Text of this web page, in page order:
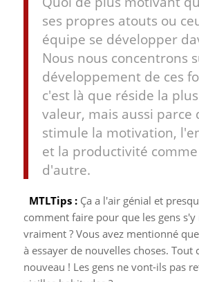
ses propres atouts ou
équipe se développer
Nous nous concentrons
développement de ces
c'est là que réside la
valeur, mais aussi parce
stimule la motivation,
et la productivité
d'autre.
MTLTips :Ça a l'air génial et
comment faire pour que les gens
vraiment ? Vous avez mentionné
à essayer de nouvelles choses. Tout
nouveau ! Les gens ne vont-ils pas